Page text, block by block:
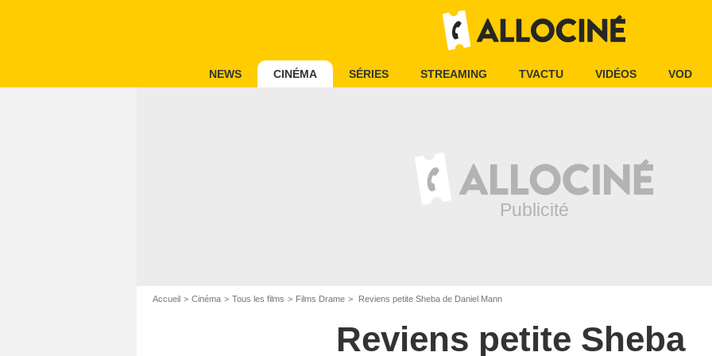
NEWS CINÉMA SÉRIES STREAMING TVACTU VIDÉOS VOD
Accueil Cinéma Tous les films Films Drame Reviens petite Sheba de Daniel Mann
Reviens petite Sheba